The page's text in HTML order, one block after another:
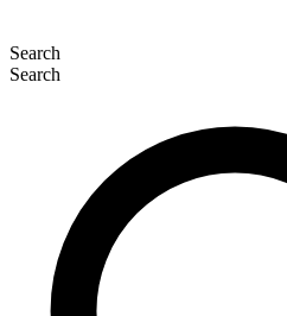
Search
Search